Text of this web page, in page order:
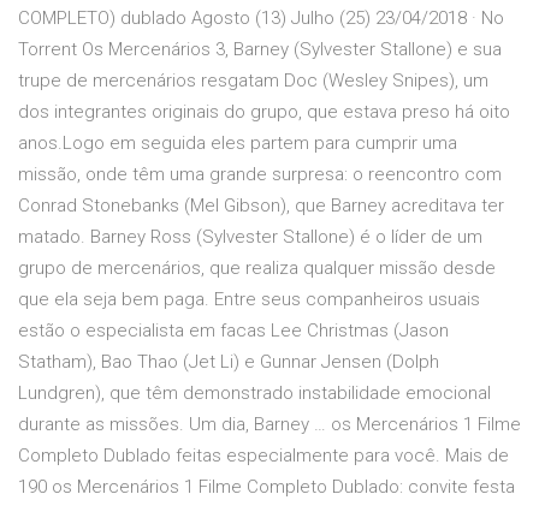
COMPLETO) dublado Agosto (13) Julho (25) 23/04/2018 · No
Torrent Os Mercenários 3, Barney (Sylvester Stallone) e sua
trupe de mercenários resgatam Doc (Wesley Snipes), um
dos integrantes originais do grupo, que estava preso há oito
anos.Logo em seguida eles partem para cumprir uma
missão, onde têm uma grande surpresa: o reencontro com
Conrad Stonebanks (Mel Gibson), que Barney acreditava ter
matado. Barney Ross (Sylvester Stallone) é o líder de um
grupo de mercenários, que realiza qualquer missão desde
que ela seja bem paga. Entre seus companheiros usuais
estão o especialista em facas Lee Christmas (Jason
Statham), Bao Thao (Jet Li) e Gunnar Jensen (Dolph
Lundgren), que têm demonstrado instabilidade emocional
durante as missões. Um dia, Barney … os Mercenários 1 Filme
Completo Dublado feitas especialmente para você. Mais de
190 os Mercenários 1 Filme Completo Dublado: convite festa